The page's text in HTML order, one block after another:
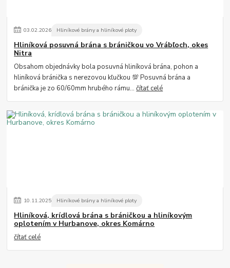
03.02.2026 Hliníkové brány a hliníkové ploty
Hliníková posuvná brána s bráničkou vo Vrábľoch, okes
Nitra
Obsahom objednávky bola posuvná hliníková brána, pohon a
hliníková bránička s nerezovou kľučkou 💯 Posuvná brána a
bránička je zo 60/60mm hrubého rámu...čítať celé
10.11.2025 Hliníkové brány a hliníkové ploty
Hliníková, krídlová brána s bráničkou a hliníkovým
oplotením v Hurbanove, okres Komárno
čítať celé